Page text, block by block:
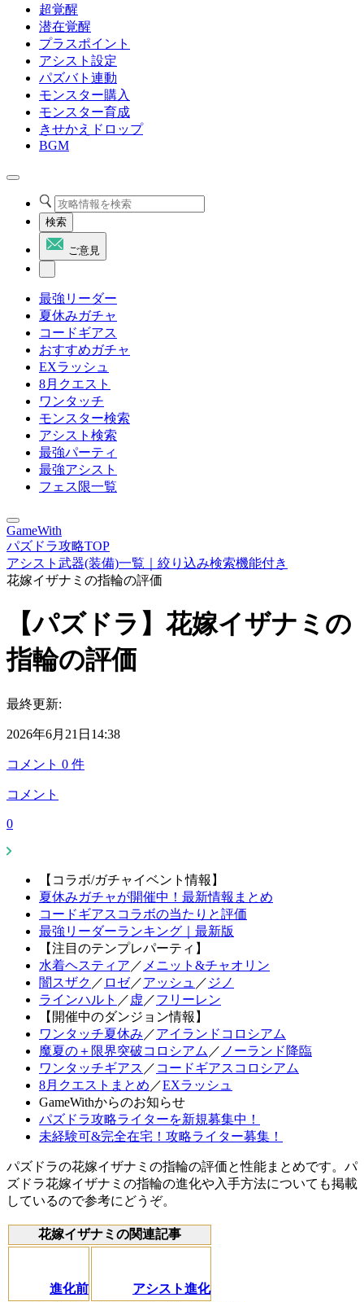
超覚醒
潜在覚醒
プラスポイント
アシスト設定
パズバト連動
モンスター購入
モンスター育成
きせかえドロップ
BGM
検索
ご意見
最強リーダー
夏休みガチャ
コードギアス
おすすめガチャ
EXラッシュ
8月クエスト
ワンタッチ
モンスター検索
アシスト検索
最強パーティ
最強アシスト
フェス限一覧
GameWith
パズドラ攻略TOP
アシスト武器(装備)一覧｜絞り込み検索機能付き
花嫁イザナミの指輪の評価
【パズドラ】花嫁イザナミの
指輪の評価
最終更新:
2026年6月21日14:38
コメント 0 件
コメント
0
【コラボ/ガチャイベント情報】
夏休みガチャが開催中！最新情報まとめ
コードギアスコラボの当たりと評価
最強リーダーランキング｜最新版
【注目のテンプレパーティ】
水着ヘスティア ／ メニット&チャオリン
闇スザク ／ ロゼ／アッシュ ／ ジノ
ラインハルト ／ 虚 ／フリーレン
【開催中のダンジョン情報】
ワンタッチ夏休み ／アイランドコロシアム
魔夏の＋限界突破コロシアム ／ ノーランド降臨
ワンタッチギアス ／ コードギアスコロシアム
8月クエストまとめ ／EXラッシュ
GameWithからのお知らせ
パズドラ攻略ライターを新規募集中！
未経験可&完全在宅！攻略ライター募集！
パズドラの花嫁イザナミの指輪の評価と性能まとめです。パ
ズドラ花嫁イザナミの指輪の進化や入手方法についても掲載
しているので参考にどうぞ。
花嫁イザナミの関連記事
進化前
アシスト進化